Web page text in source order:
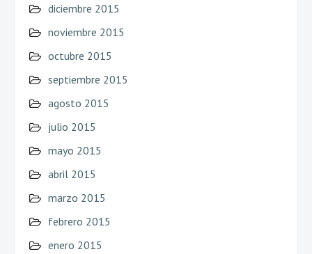
diciembre 2015
noviembre 2015
octubre 2015
septiembre 2015
agosto 2015
julio 2015
mayo 2015
abril 2015
marzo 2015
febrero 2015
enero 2015